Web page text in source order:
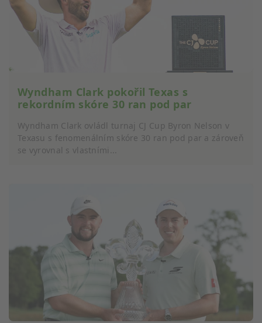
Wyndham Clark pokořil Texas s
rekordním skóre 30 ran pod par
Wyndham Clark ovládl turnaj CJ Cup Byron Nelson v
Texasu s fenomenálním skóre 30 ran pod par a zároveň
se vyrovnal s vlastními...
statistik nebo kombinací údajů z různých
Rozvoj a zlepšování služeb
Používání přesných údajů o zeměpisné
poloze
Identifikace zařízení na základě aktivně
vyžádaných informací
Reklamní